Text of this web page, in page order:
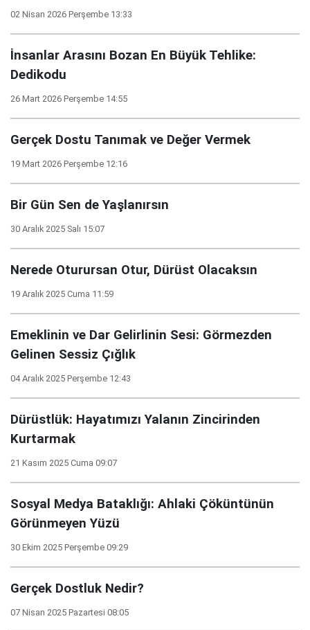
02 Nisan 2026 Perşembe 13:33
İnsanlar Arasını Bozan En Büyük Tehlike:
Dedikodu
26 Mart 2026 Perşembe 14:55
Gerçek Dostu Tanımak ve Değer Vermek
19 Mart 2026 Perşembe 12:16
Bir Gün Sen de Yaşlanırsın
30 Aralık 2025 Salı 15:07
Nerede Oturursan Otur, Dürüst Olacaksın
19 Aralık 2025 Cuma 11:59
Emeklinin ve Dar Gelirlinin Sesi: Görmezden
Gelinen Sessiz Çığlık
04 Aralık 2025 Perşembe 12:43
Dürüstlük: Hayatımızı Yalanın Zincirinden
Kurtarmak
21 Kasım 2025 Cuma 09:07
Sosyal Medya Bataklığı: Ahlaki Çöküntünün
Görünmeyen Yüzü
30 Ekim 2025 Perşembe 09:29
Gerçek Dostluk Nedir?
07 Nisan 2025 Pazartesi 08:05